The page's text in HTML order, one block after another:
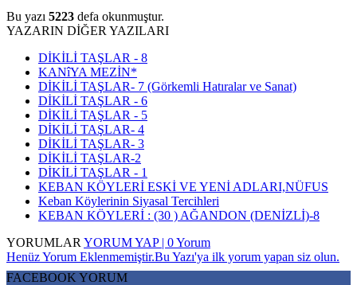
Bu yazı 5223 defa okunmuştur.
YAZARIN DİĞER YAZILARI
DİKİLİ TAŞLAR - 8
KANîYA MEZİN*
DİKİLİ TAŞLAR- 7 (Görkemli Hatıralar ve Sanat)
DİKİLİ TAŞLAR - 6
DİKİLİ TAŞLAR - 5
DİKİLİ TAŞLAR- 4
DİKİLİ TAŞLAR- 3
DİKİLİ TAŞLAR-2
DİKİLİ TAŞLAR - 1
KEBAN KÖYLERİ ESKİ VE YENİ ADLARI,NÜFUS
Keban Köylerinin Siyasal Tercihleri
KEBAN KÖYLERİ : (30 ) AĞANDON (DENİZLİ)-8
YORUMLAR YORUM YAP | 0 Yorum
Henüz Yorum Eklenmemiştir.Bu Yazı'ya ilk yorum yapan siz olun.
FACEBOOK YORUM